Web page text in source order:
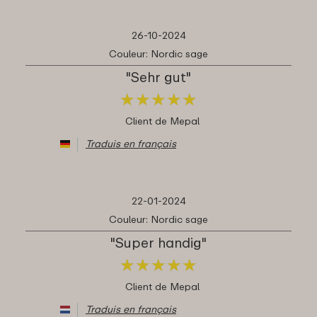
26-10-2024
Couleur: Nordic sage
"Sehr gut"
★★★★★
★★★★★
Client de Mepal
Traduis en français
22-01-2024
Couleur: Nordic sage
"Super handig"
★★★★★
★★★★★
Client de Mepal
Traduis en français